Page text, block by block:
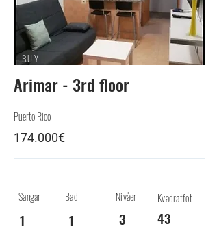
BUY
Arimar - 3rd floor
Puerto Rico
174.000€
Sängar Bad Nivåer Kvadratfot
1 1 3 43